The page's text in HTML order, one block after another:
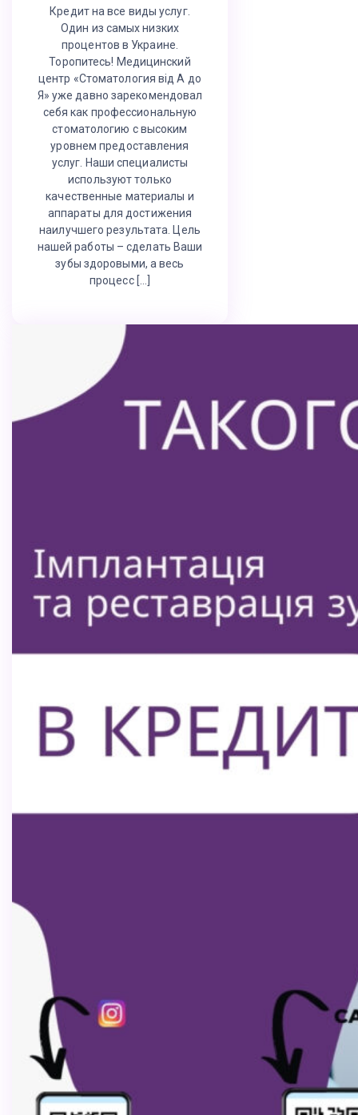
Кредит на все виды услуг.
Один из самых низких
процентов в Украине.
Торопитесь! Медицинский
центр «Стоматология від А до
Я» уже давно зарекомендовал
себя как профессиональную
стоматологию с высоким
уровнем предоставления
услуг. Наши специалисты
используют только
качественные материалы и
аппараты для достижения
наилучшего результата. Цель
нашей работы – сделать Ваши
зубы здоровыми, а весь
процесс […]